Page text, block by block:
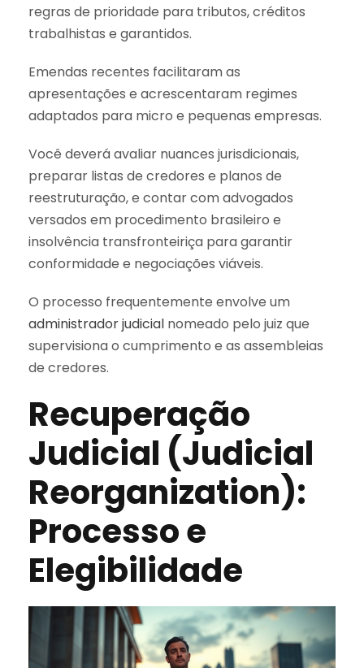
regras de prioridade para tributos, créditos
trabalhistas e garantidos.
Emendas recentes facilitaram as
apresentações e acrescentaram regimes
adaptados para micro e pequenas empresas.
Você deverá avaliar nuances jurisdicionais,
preparar listas de credores e planos de
reestruturação, e contar com advogados
versados em procedimento brasileiro e
insolvência transfronteiriça para garantir
conformidade e negociações viáveis.
O processo frequentemente envolve um
administrador judicial nomeado pelo juiz que
supervisiona o cumprimento e as assembleias
de credores.
Recuperação
Judicial (Judicial
Reorganization):
Processo e
Elegibilidade